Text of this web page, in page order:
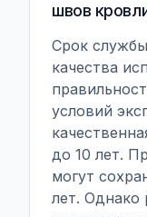
швов
Срок
качества
условий
до 10 лет.
могут
лет. Однако